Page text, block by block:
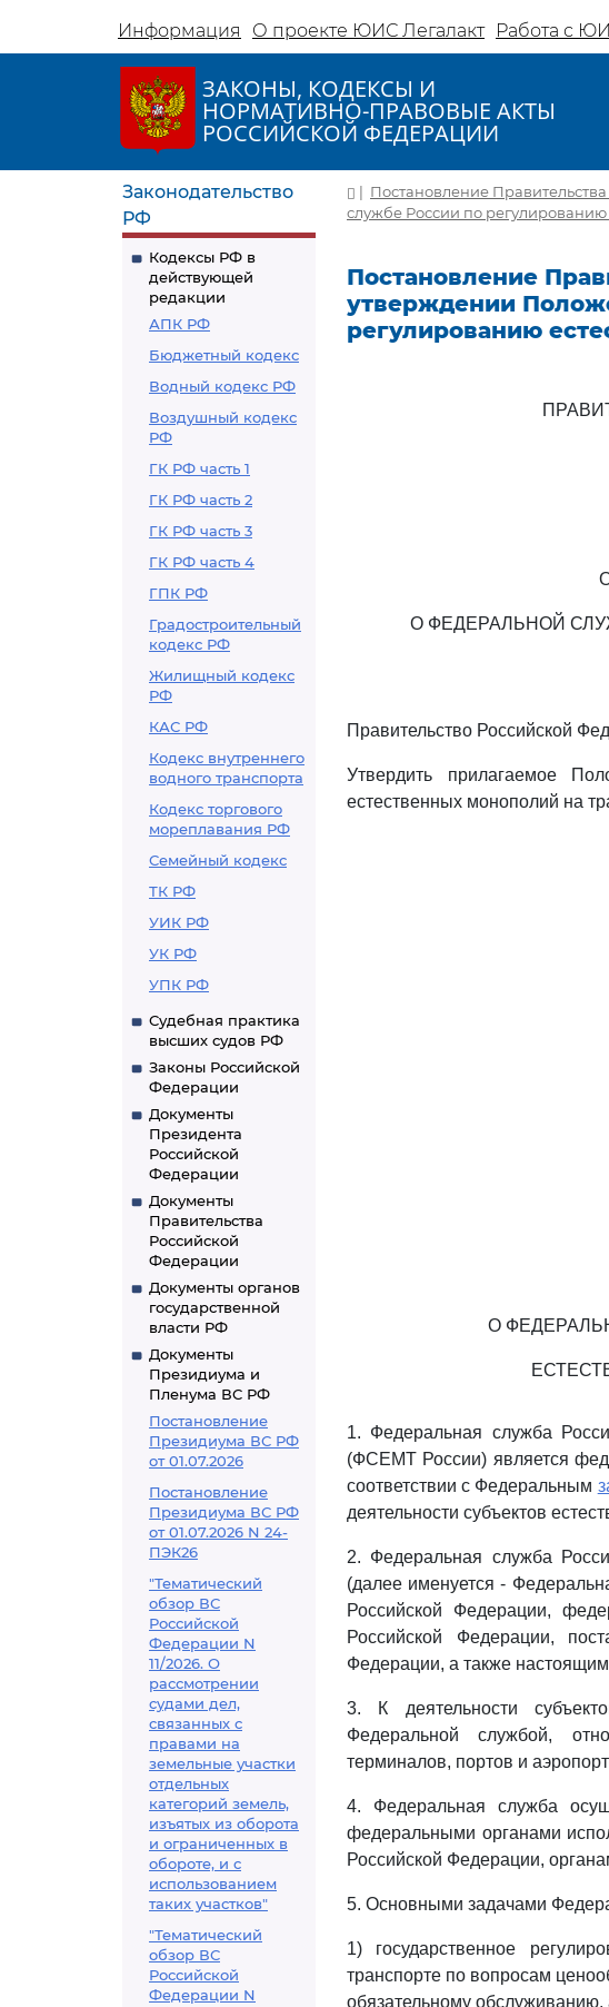
Информация О проекте ЮИС Легалакт Работа с
ЗАКОНЫ, КОДЕКСЫ И
НОРМАТИВНО-ПРАВОВЫЕ АКТЫ
РОССИЙСКОЙ ФЕДЕРАЦИИ
Законодательство
РФ
Кодексы РФ в
действующей
редакции
АПК РФ
Бюджетный кодекс
Водный кодекс РФ
Воздушный кодекс
РФ
ГК РФ часть 1
ГК РФ часть 2
ГК РФ часть 3
ГК РФ часть 4
ГПК РФ
Градостроительный
кодекс РФ
Жилищный кодекс
РФ
КАС РФ
Кодекс внутреннего
водного транспорта
Кодекс торгового
мореплавания РФ
Семейный кодекс
ТК РФ
УИК РФ
УК РФ
УПК РФ
Судебная практика
высших судов РФ
Законы Российской
Федерации
Документы
Президента
Российской
Федерации
Документы
Правительства
Российской
Федерации
Документы органов
государственной
власти РФ
Документы
Президиума и
Пленума ВС РФ
Постановление
Президиума ВС РФ
от 01.07.2026
Постановление
Президиума ВС РФ
от 01.07.2026 N 24-
ПЭК26
"Тематический
обзор ВС
Российской
Федерации N
11/2026. О
рассмотрении
судами дел,
связанных с
правами на
земельные участки
отдельных
категорий земель,
изъятых из оборота
и ограниченных в
обороте, и с
использованием
таких участков"
"Тематический
обзор ВС
Российской
Федерации N
| Постановление
службе России по
Постановление
утверждении
регулированию
О ФЕДЕРАЛЬНОЙ
Правительство Российской
Утвердить прилагаемое
естественных монополий на
О
1. Федеральная служба
(ФСЕМТ России) является
соответствии с Федеральным
деятельности субъектов
2. Федеральная служба
(далее именуется -
Российской Федерации,
Российской Федерации,
Федерации, а также
3. К деятельности
Федеральной службой,
терминалов, портов и
4. Федеральная служба
федеральными органами
Российской Федерации,
5. Основными задачами
1) государственное
транспорте по вопросам
обязательному